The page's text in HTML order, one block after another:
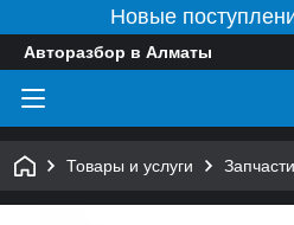
Новые
Авторазбор в Алматы
Товары и услуги